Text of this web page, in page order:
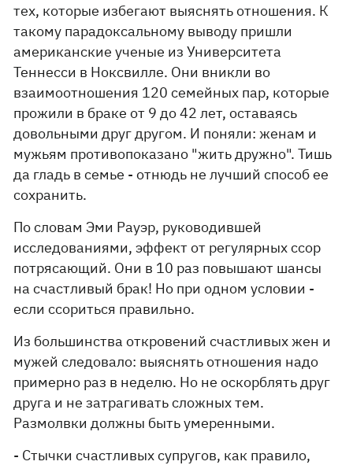
тех, которые избегают выяснять отношения. К
такому парадоксальному выводу пришли
американские ученые из Университета
Теннесси в Ноксвилле. Они вникли во
взаимоотношения 120 семейных пар, которые
прожили в браке от 9 до 42 лет, оставаясь
довольными друг другом. И поняли: женам и
мужьям противопоказано "жить дружно". Тишь
да гладь в семье - отнюдь не лучший способ ее
сохранить.
По словам Эми Рауэр, руководившей
исследованиями, эффект от регулярных ссор
потрясающий. Они в 10 раз повышают шансы
на счастливый брак! Но при одном условии -
если ссориться правильно.
Из большинства откровений счастливых жен и
мужей следовало: выяснять отношения надо
примерно раз в неделю. Но не оскорблять друг
друга и не затрагивать сложных тем.
Размолвки должны быть умеренными.
- Стычки счастливых супругов, как правило,